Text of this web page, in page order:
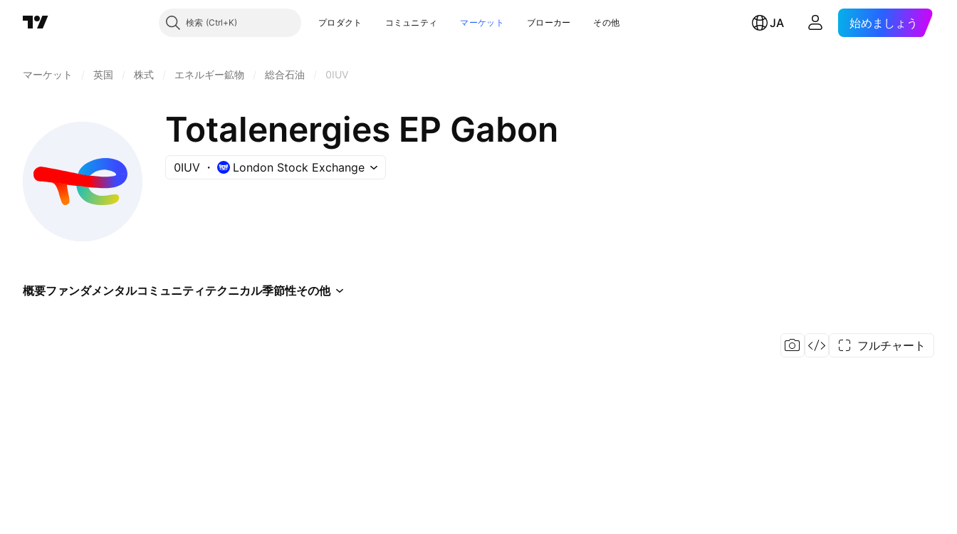
検索 プロダクト コミュニティ マーケット ブローカー その他 JA 始めましょう
マーケット 英国 株式 エネルギー鉱物 総合石油 0IUV
Totalenergies EP Gabon
0IUV London Stock Exchange
概要ファンダメンタルコミュニティテクニカル季節性その他
フルチャート